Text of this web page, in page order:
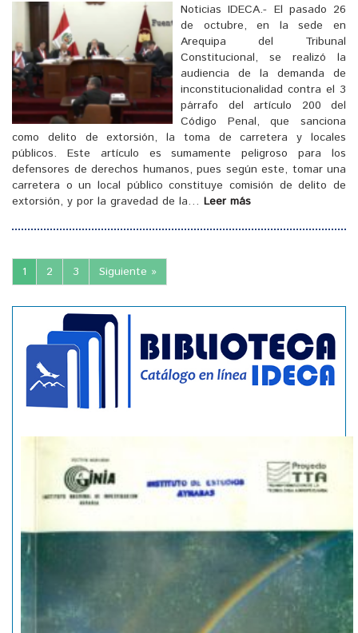
[ ]
Noticias IDECA.- El pasado 26
de octubre, en la sede en
Arequipa del Tribunal
Constitucional, se realizó la
audiencia de la demanda de
inconstitucionalidad contra el 3
párrafo del artículo 200 del
Código Penal, que sanciona
como delito de extorsión, la toma de carretera y locales
públicos. Este artículo es sumamente peligroso para los
defensores de derechos humanos, pues según este, tomar una
carretera o un local público constituye comisión de delito de
extorsión, y por la gravedad de la… Leer más
1 2 3 Siguiente »